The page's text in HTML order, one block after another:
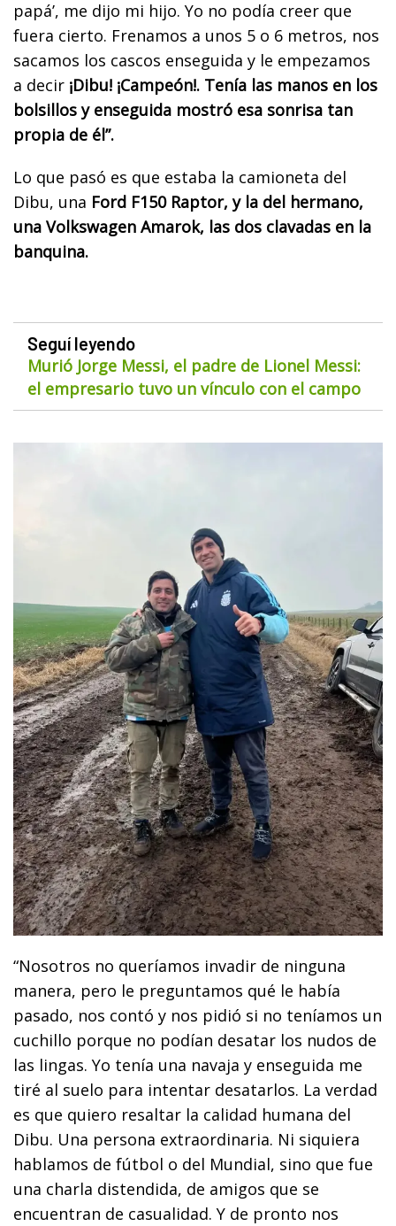
papá’, me dijo mi hijo. Yo no podía creer que
fuera cierto. Frenamos a unos 5 o 6 metros, nos
sacamos los cascos enseguida y le empezamos
a decir ¡Dibu! ¡Campeón!. Tenía las manos en los
bolsillos y enseguida mostró esa sonrisa tan
propia de él”.
Lo que pasó es que estaba la camioneta del
Dibu, una Ford F150 Raptor, y la del hermano,
una Volkswagen Amarok, las dos clavadas en la
banquina.
Seguí leyendo
Murió Jorge Messi, el padre de Lionel Messi:
el empresario tuvo un vínculo con el campo
“Nosotros no queríamos invadir de ninguna
manera, pero le preguntamos qué le había
pasado, nos contó y nos pidió si no teníamos un
cuchillo porque no podían desatar los nudos de
las lingas. Yo tenía una navaja y enseguida me
tiré al suelo para intentar desatarlos. La verdad
es que quiero resaltar la calidad humana del
Dibu. Una persona extraordinaria. Ni siquiera
hablamos de fútbol o del Mundial, sino que fue
una charla distendida, de amigos que se
encuentran de casualidad. Y de pronto nos